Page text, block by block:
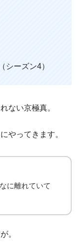
シーズン4）
ない京極真。
やってきます。
に離れていて
。